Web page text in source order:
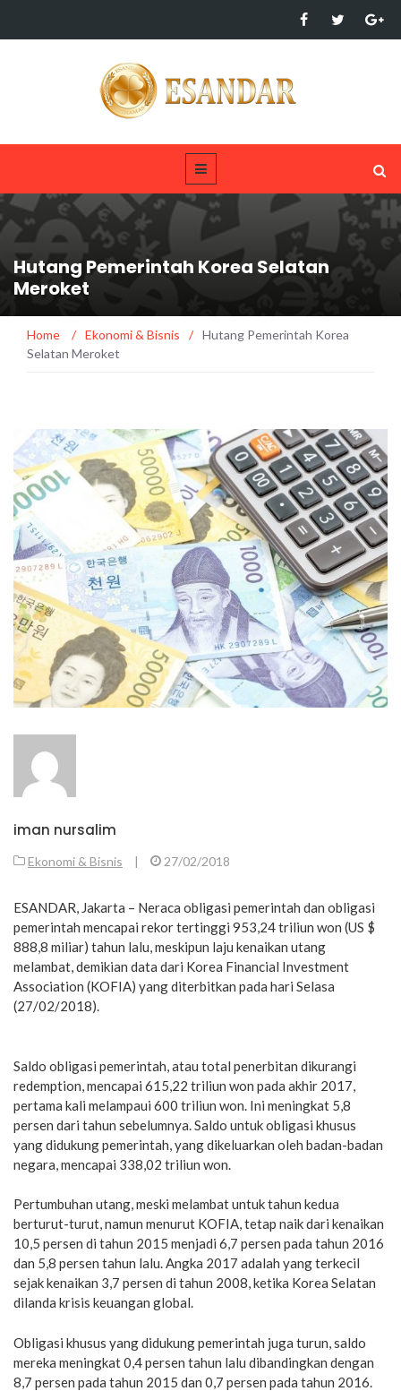
Hutang Pemerintah Korea Selatan
Meroket
Home / Ekonomi & Bisnis / Hutang Pemerintah Korea
Selatan Meroket
iman nursalim
Ekonomi & Bisnis | 27/02/2018
ESANDAR, Jakarta – Neraca obligasi pemerintah dan obligasi
pemerintah mencapai rekor tertinggi 953,24 triliun won (US $
888,8 miliar) tahun lalu, meskipun laju kenaikan utang
melambat, demikian data dari Korea Financial Investment
Association (KOFIA) yang diterbitkan pada hari Selasa
(27/02/2018).
Saldo obligasi pemerintah, atau total penerbitan dikurangi
redemption, mencapai 615,22 triliun won pada akhir 2017,
pertama kali melampaui 600 triliun won. Ini meningkat 5,8
persen dari tahun sebelumnya. Saldo untuk obligasi khusus
yang didukung pemerintah, yang dikeluarkan oleh badan-badan
negara, mencapai 338,02 triliun won.
Pertumbuhan utang, meski melambat untuk tahun kedua
berturut-turut, namun menurut KOFIA, tetap naik dari kenaikan
10,5 persen di tahun 2015 menjadi 6,7 persen pada tahun 2016
dan 5,8 persen tahun lalu. Angka 2017 adalah yang terkecil
sejak kenaikan 3,7 persen di tahun 2008, ketika Korea Selatan
dilanda krisis keuangan global.
Obligasi khusus yang didukung pemerintah juga turun, saldo
mereka meningkat 0,4 persen tahun lalu dibandingkan dengan
8,7 persen pada tahun 2015 dan 0,7 persen pada tahun 2016.